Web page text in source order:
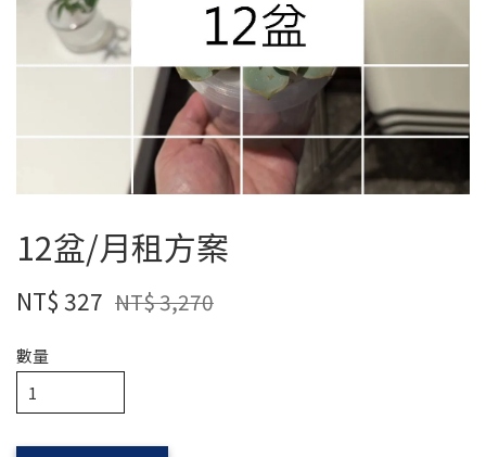
12盆/月租方案
NT$ 327 NT$ 3,270
數量